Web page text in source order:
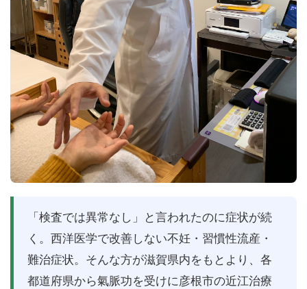
「検査では異常なし」と言われたのに症状が続
く。西洋医学で改善しない不妊・習慣性流産・
難治症状。そんな方が滋賀県内をもとより、各
都道府県から氣脈功を受けに彦根市の近江治療